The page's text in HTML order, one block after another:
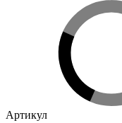
Артикул